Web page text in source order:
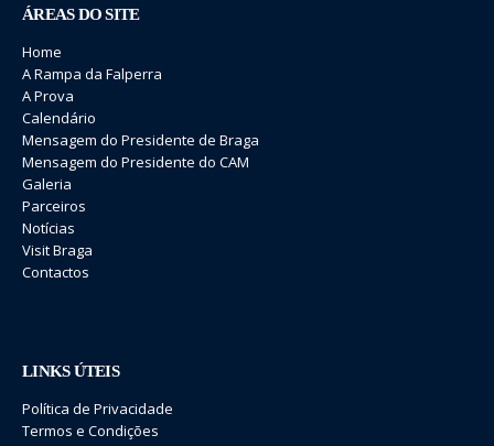
ÁREAS DO SITE
Home
A Rampa da Falperra
A Prova
Calendário
Mensagem do Presidente de Braga
Mensagem do Presidente do CAM
Galeria
Parceiros
Notícias
Visit Braga
Contactos
LINKS ÚTEIS
Política de Privacidade
Termos e Condições